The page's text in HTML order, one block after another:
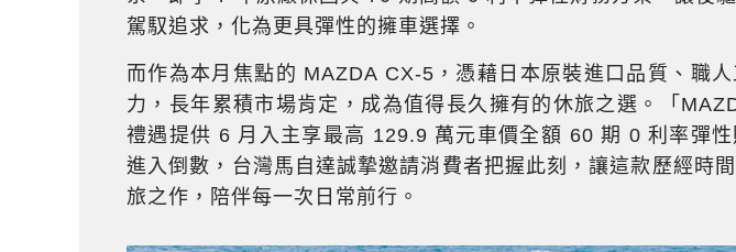
駕馭追求，化為更具彈性的擁車選擇。
而作為本月焦點的 MAZDA CX-5，憑藉日本原裝進口品質、職
力，長年累積市場肯定，成為值得長久擁有的休旅之選。「
禮遇提供 6 月入主享最高 129.9 萬元車價全額 60 期 0 利率彈
進入倒數，台灣馬自達誠摯邀請消費者把握此刻，讓這款歷經時
旅之作，陪伴每一次日常前行。